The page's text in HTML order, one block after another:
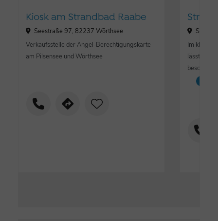
Kiosk am Strandbad Raabe
Seestraße 97, 82237 Wörthsee
Verkaufsstelle der Angel-Berechtigungskarte
am Pilsensee und Wörthsee
Im kleinen
lässt sich